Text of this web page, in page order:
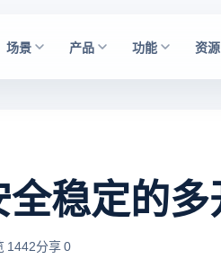
场景 产品 功能 资源
稳定的多
1442分享 0